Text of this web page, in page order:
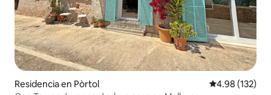
Residencia en Pòrtol Calificación
4.98 (132)